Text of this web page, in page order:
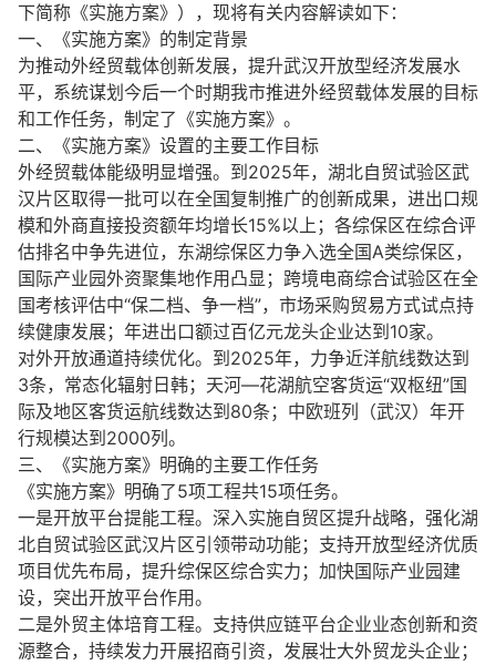
下简称《实施方案》），现将有关内容解读如下：
一、《实施方案》的制定背景
为推动外经贸载体创新发展，提升武汉开放型经济发展水
平，系统谋划今后一个时期我市推进外经贸载体发展的目标
和工作任务，制定了《实施方案》。
二、《实施方案》设置的主要工作目标
外经贸载体能级明显增强。到2025年，湖北自贸试验区武
汉片区取得一批可以在全国复制推广的创新成果，进出口规
模和外商直接投资额年均增长15%以上；各综保区在综合评
估排名中争先进位，东湖综保区力争入选全国A类综保区，
国际产业园外资聚集地作用凸显；跨境电商综合试验区在全
国考核评估中“保二档、争一档”，市场采购贸易方式试点持
续健康发展；年进出口额过百亿元龙头企业达到10家。
对外开放通道持续优化。到2025年，力争近洋航线数达到
3条，常态化辐射日韩；天河—花湖航空客货运“双枢纽”国
际及地区客货运航线数达到80条；中欧班列（武汉）年开
行规模达到2000列。
三、《实施方案》明确的主要工作任务
《实施方案》明确了5项工程共15项任务。
一是开放平台提能工程。深入实施自贸区提升战略，强化湖
北自贸试验区武汉片区引领带动功能；支持开放型经济优质
项目优先布局，提升综保区综合实力；加快国际产业园建
设，突出开放平台作用。
二是外贸主体培育工程。支持供应链平台企业业态创新和资
源整合，持续发力开展招商引资，发展壮大外贸龙头企业；